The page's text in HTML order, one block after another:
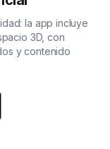
la app incluye
3D, con
y contenido